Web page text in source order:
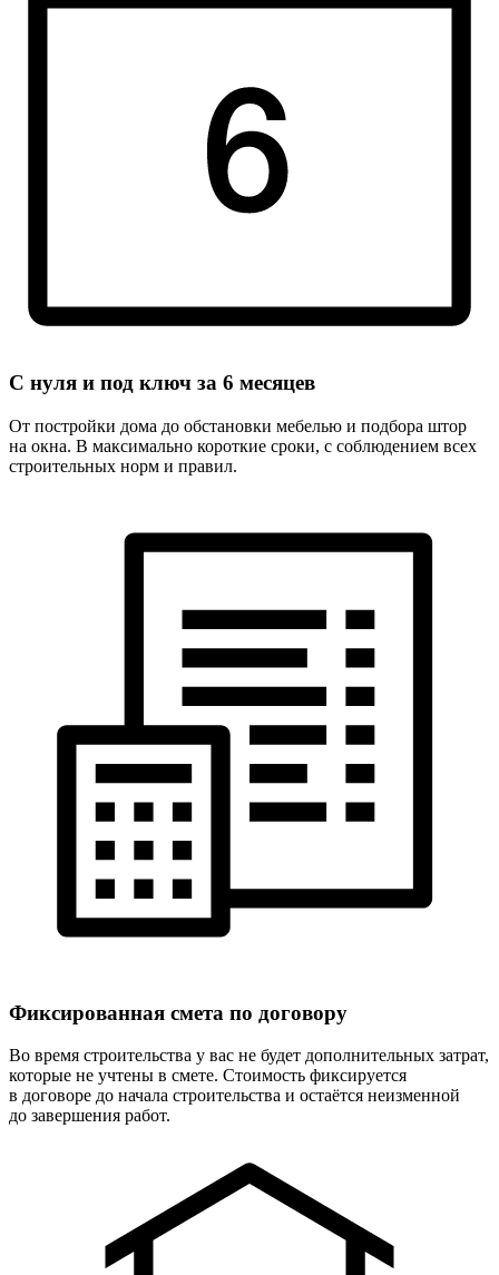
С нуля и под ключ за 6 месяцев
От постройки дома до обстановки мебелью и подбора штор
на окна. В максимально короткие сроки, с соблюдением всех
строительных норм и правил.
Фиксированная смета по договору
Во время строительства у вас не будет дополнительных затрат,
которые не учтены в смете. Стоимость фиксируется
в договоре до начала строительства и остаётся неизменной
до завершения работ.